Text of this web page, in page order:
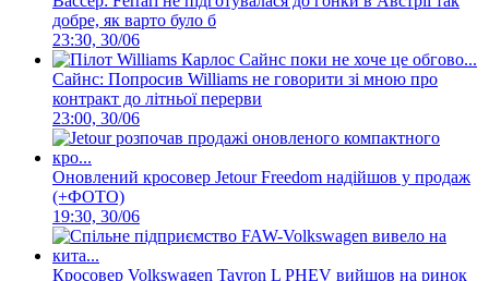
добре, як варто було б
23:30, 30/06
Сайнс: Попросив Williams не говорити зі мною про
контракт до літньої перерви
23:00, 30/06
Оновлений кросовер Jetour Freedom надійшов у продаж
(+ФОТО)
19:30, 30/06
Кросовер Volkswagen Tayron L PHEV вийшов на ринок